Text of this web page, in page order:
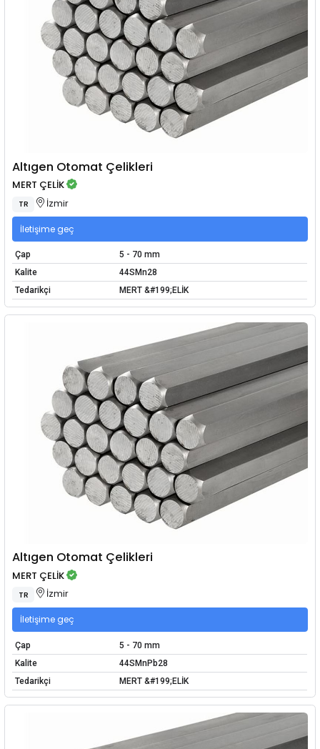
Altıgen Otomat Çelikleri
MERT ÇELİK
TR İzmir
İletişime geç
Çap
5 - 70 mm
Kalite
44SMn28
Tedarikçi
MERT &#199;ELİK
Altıgen Otomat Çelikleri
MERT ÇELİK
TR İzmir
İletişime geç
Çap
5 - 70 mm
Kalite
44SMnPb28
Tedarikçi
MERT &#199;ELİK